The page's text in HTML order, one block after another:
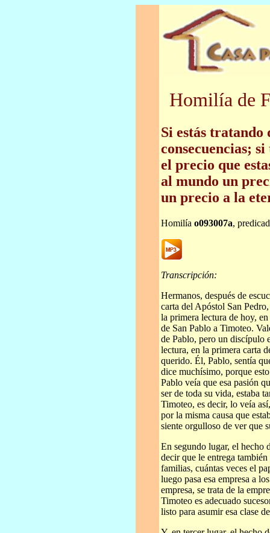
Homilía de
Si estás
consecuencias;
el precio que
al mundo un
un precio a la
Homilía o093007a,
Transcripción:
Hermanos, después de
carta del Apóstol San
la primera lectura de hoy,
de San Pablo a Timoteo.
de Pablo, pero un discípulo
lectura, en la primera carta
querido. Él, Pablo, sentía
dice muchísimo, porque
Pablo veía que esa pasión
ser de toda su vida, estaba
Timoteo, es decir, lo veía
por la misma causa que
siente orgulloso de ver que
En segundo lugar, el hecho
decir que le entrega
familias, cuántas veces el
luego pasa esa empresa a
empresa, se trata de la
Timoteo es adecuado
listo para asumir esa clase